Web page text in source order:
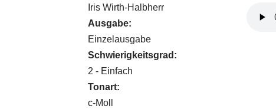
Iris Wirth-Halbherr
Ausgabe:
Einzelausgabe
Schwierigkeitsgrad:
2 - Einfach
Tonart:
c-Moll